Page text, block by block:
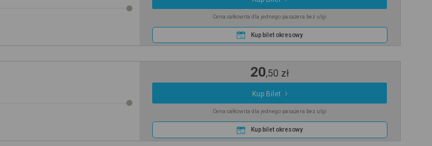
Cena całkowita dla jednego pasażera bez ulgi
Kup bilet okresowy
20,50 zł
Kup Bilet
Cena całkowita dla jednego pasażera bez ulgi
Kup bilet okresowy